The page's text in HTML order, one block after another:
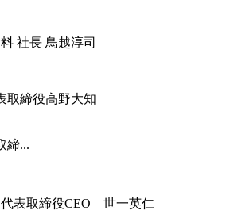
社長 鳥越淳司
締...